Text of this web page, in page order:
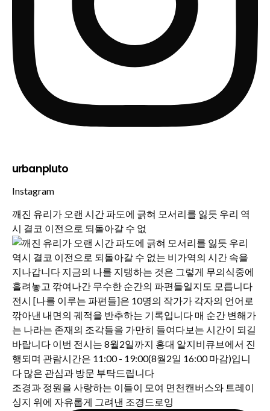
urbanpluto
Instagram
깨진 유리가 오랜 시간 파도에 긁혀 모서리를 잃듯 우리 역
시 결코 이전으로 되돌아갈 수 없
조경과 정원을 사랑하는 이들이 모여 면천캔버스와 트레이
싱지 위에 자유롭게 그려낸 조경드로잉